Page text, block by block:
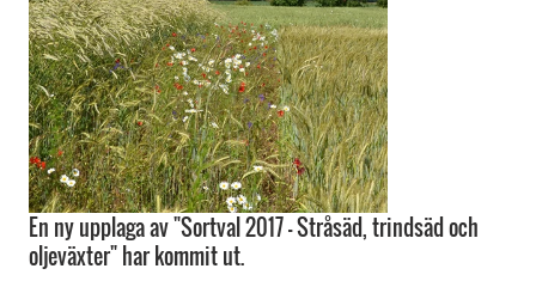
En ny upplaga av "Sortval 2017 - Stråsäd, trindsäd och
oljeväxter" har kommit ut.